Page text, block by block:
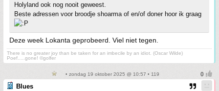
Holyland ook nog nooit geweest.
Beste adressen voor broodje shoarma of en/of doner hoor ik graag
Deze week Lokanta geprobeerd. Viel niet tegen.
There is no greater joy than be taken for an imbecile by an idiot. (Oscar Wilde)
Poef.....gone! ©golfer
• zondag 19 oktober 2025 @ 10:57 • 119
Blues